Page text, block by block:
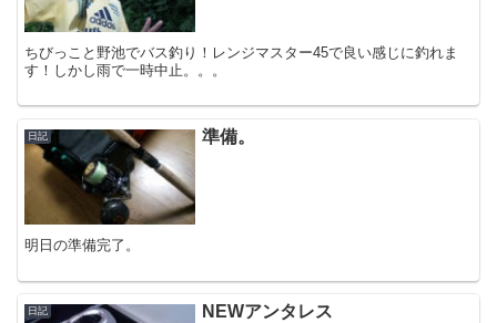
ちびっこと野池でバス釣り！レンジマスター45で良い感じに釣れま
す！しかし雨で一時中止。。。
日記 準備。
明日の準備完了。
日記 NEWアンタレス